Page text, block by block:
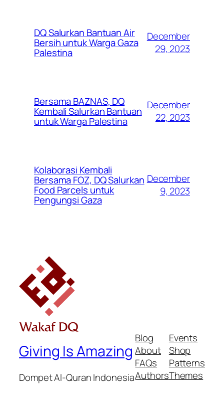
DQ Salurkan Bantuan Air
Bersih untuk Warga Gaza
Palestina
December
29, 2023
Bersama BAZNAS, DQ
Kembali Salurkan Bantuan
untuk Warga Palestina
December
22, 2023
Kolaborasi Kembali
Bersama FOZ, DQ Salurkan
Food Parcels untuk
Pengungsi Gaza
December
9, 2023
Giving Is Amazing
Dompet Al-Quran Indonesia
Blog
About
FAQs
Authors
Events
Shop
Patterns
Themes